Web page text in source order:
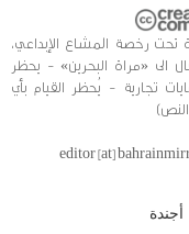
تحت رخصة المشاع الإبداعي،
الى «مراة البحرين» - يحظر
تجارية - يُحظر القيام بأي
النص)
أجندة